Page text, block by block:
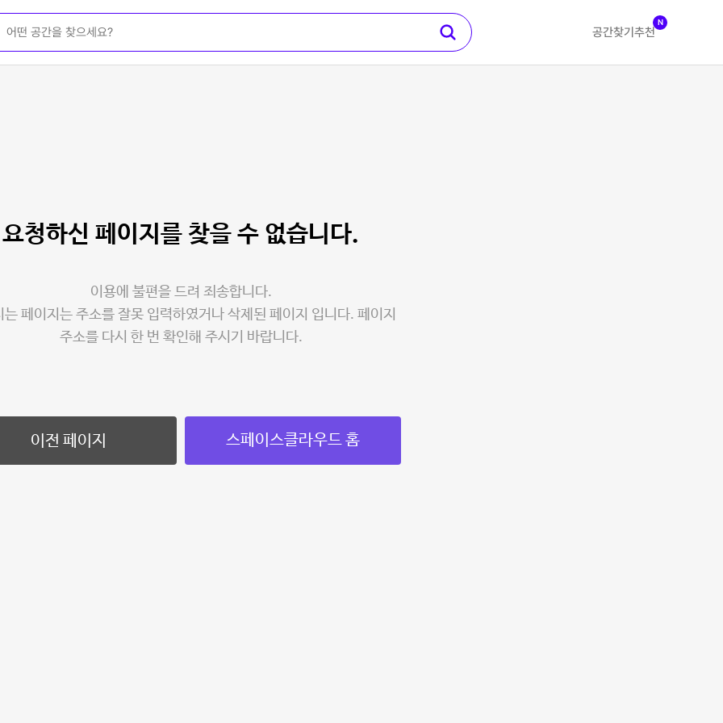
공간찾기 추천
N
요청하신 페이지를 찾을 수 없습니다.
이용에 불편을 드려 죄송합니다.
는 페이지는 주소를 잘못 입력하였거나 삭제된 페이지 입니다. 페이지
주소를 다시 한 번 확인해 주시기 바랍니다.
이전 페이지 스페이스클라우드 홈